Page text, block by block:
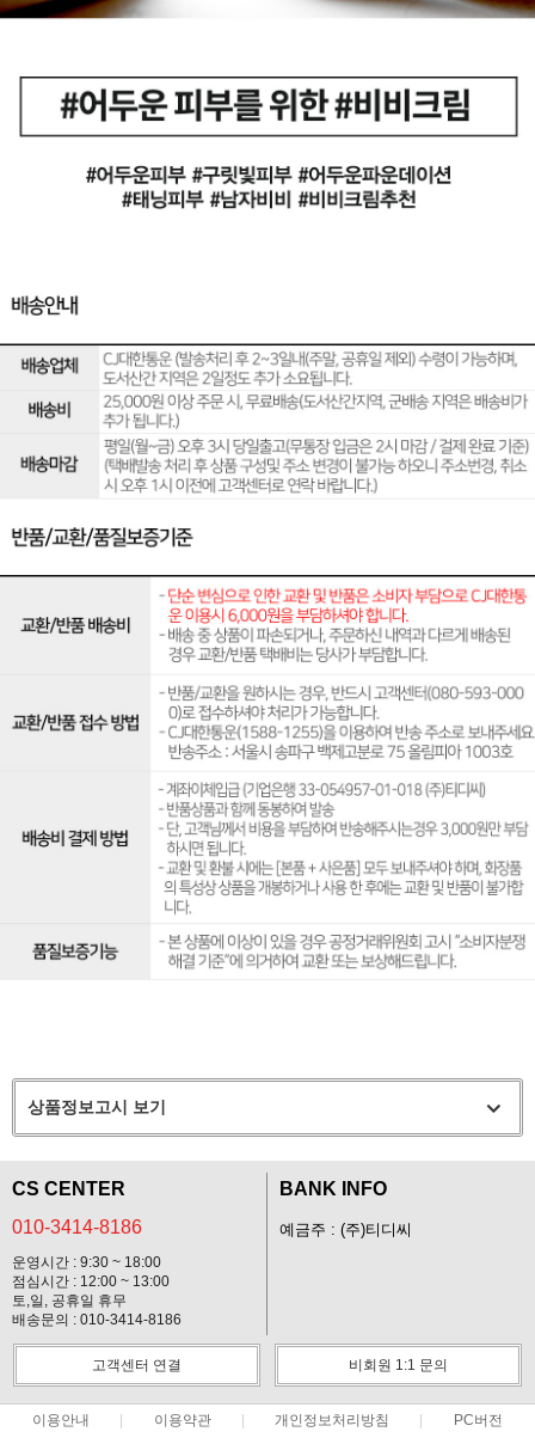
상품정보고시 보기
CS CENTER
010-3414-8186
운영시간 : 9:30 ~ 18:00
점심시간 : 12:00 ~ 13:00
토,일, 공휴일 휴무
배송문의 : 010-3414-8186
BANK INFO
예금주 : (주)티디씨
고객센터 연결 비회원 1:1 문의
이용안내 이용약관 개인정보처리방침 PC버전